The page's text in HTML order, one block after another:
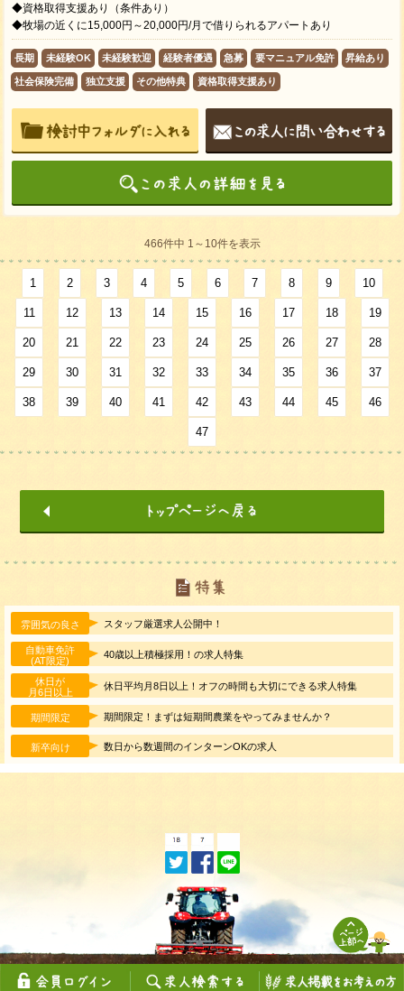
◆資格取得支援あり（条件あり）
◆牧場の近くに15,000円～20,000円/月で借りられるアパートあり
長期 未経験OK 未経験歓迎 経験者優遇 急募 要マニュアル免許 昇給あり
社会保険完備 独立支援 その他特典 資格取得支援あり
466件中 1～10件を表示
1 2 3 4 5 6 7 8 9 10
11 12 13 14 15 16 17 18 19
20 21 22 23 24 25 26 27 28
29 30 31 32 33 34 35 36 37
38 39 40 41 42 43 44 45 46
47
雰囲気の良さ スタッフ厳選求人公開中！
自動車免許
(AT限定)
40歳以上積極採用！の求人特集
休日が
月6日以上
休日平均月8日以上！オフの時間も大切にできる求人特集
期間限定 期間限定！まずは短期間農業をやってみませんか？
新卒向け 数日から数週間のインターンOKの求人